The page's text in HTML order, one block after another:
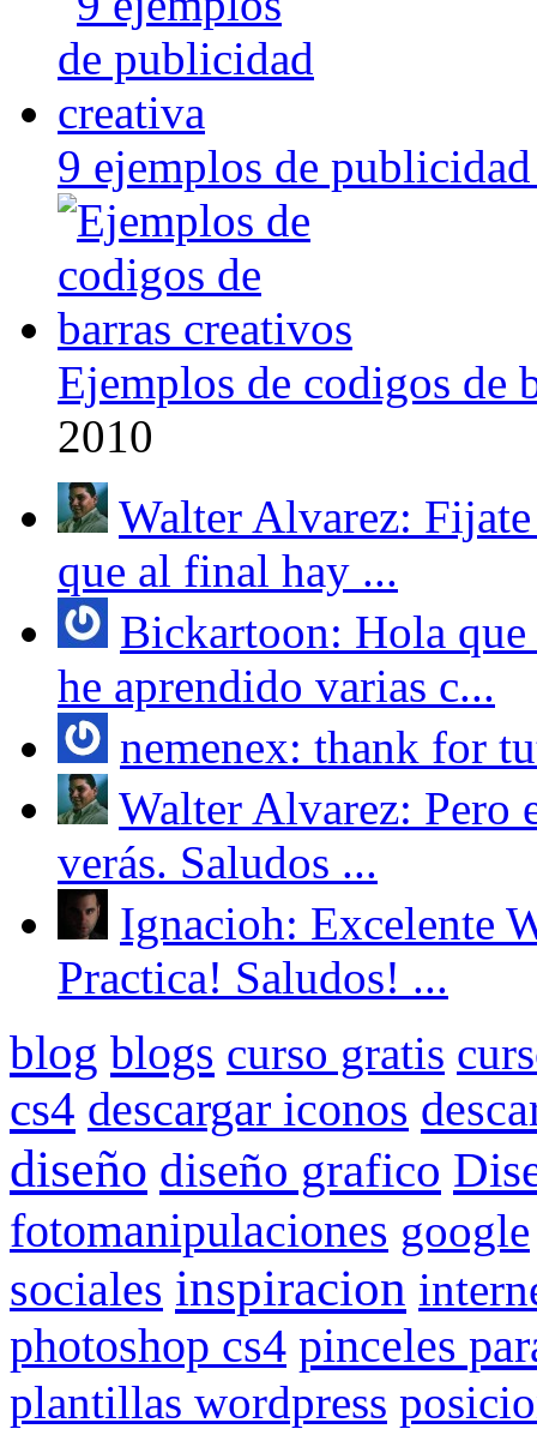
9 ejemplos de
Ejemplos de codigos de
2010
Walter Alvarez: Fijate
que al final hay ...
Bickartoon: Hola que
he aprendido varias c...
nemenex: thank for
Walter Alvarez: Pero
verás. Saludos ...
Ignacioh: Excelente
Practica! Saludos! ...
blog blogs curso gratis
cs4 descargar iconos
diseño diseño grafico
fotomanipulaciones google
sociales inspiracion
photoshop cs4 pinceles
plantillas wordpress